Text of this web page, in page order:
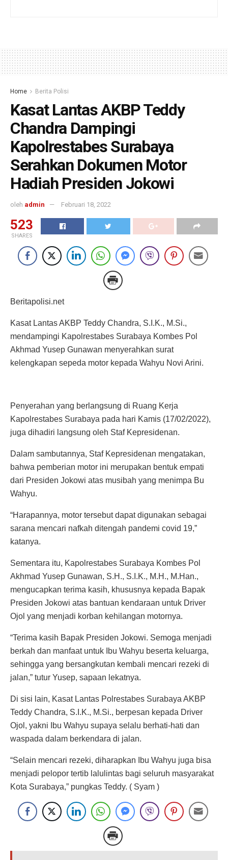
Home Berita Polisi
Kasat Lantas AKBP Teddy
Chandra Dampingi
Kapolrestabes Surabaya
Serahkan Dokumen Motor
Hadiah Presiden Jokowi
oleh admin Februari 18, 2022
523
SHARES
Beritapolisi.net
Kasat Lantas AKBP Teddy Chandra, S.I.K., M.Si.,
mendampingi Kapolrestabes Surabaya Kombes Pol
Akhmad Yusep Gunawan menyerahkan surat
kelengkapan sepeda motor kepada Wahyu Novi Arini.
Penyerahan yang berlangsung di Ruang Kerja
Kapolrestabes Surabaya pada hari Kamis (17/02/2022),
juga dihadiri langsung oleh Staf Kepresidenan.
Dalam sambutannya, Staf Kepresidenan mengatakan,
bahwa pemberian motor ini merupakan bentuk empati
dari Presiden Jokowi atas musibah yang menimpa Bu
Wahyu.
“Harapannya, motor tersebut dapat digunakan sebagai
sarana mencari nafkah ditengah pandemi covid 19,”
katanya.
Sementara itu, Kapolrestabes Surabaya Kombes Pol
Akhmad Yusep Gunawan, S.H., S.I.K., M.H., M.Han.,
mengucapkan terima kasih, khususnya kepada Bapak
Presiden Jokowi atas bantuan kendaraan untuk Driver
Ojol yang menjadi korban kehilangan motornya.
“Terima kasih Bapak Presiden Jokowi. Semoga menjadi
berkah dan manfaat untuk Ibu Wahyu beserta keluarga,
sehingga yang bersangkutan kembali mencari rezeki di
jalan,” tutur Yusep, sapaan lekatnya.
Di sisi lain, Kasat Lantas Polrestabes Surabaya AKBP
Teddy Chandra, S.I.K., M.Si., berpesan kepada Driver
Ojol, yakni Ibu Wahyu supaya selalu berhati-hati dan
waspada dalam berkendara di jalan.
“Selain mencari rezeki, diharapkan Ibu Wahyu juga bisa
menjadi pelopor tertib lalulintas bagi seluruh masyarakat
Kota Surabaya,” pungkas Teddy. ( Syam )